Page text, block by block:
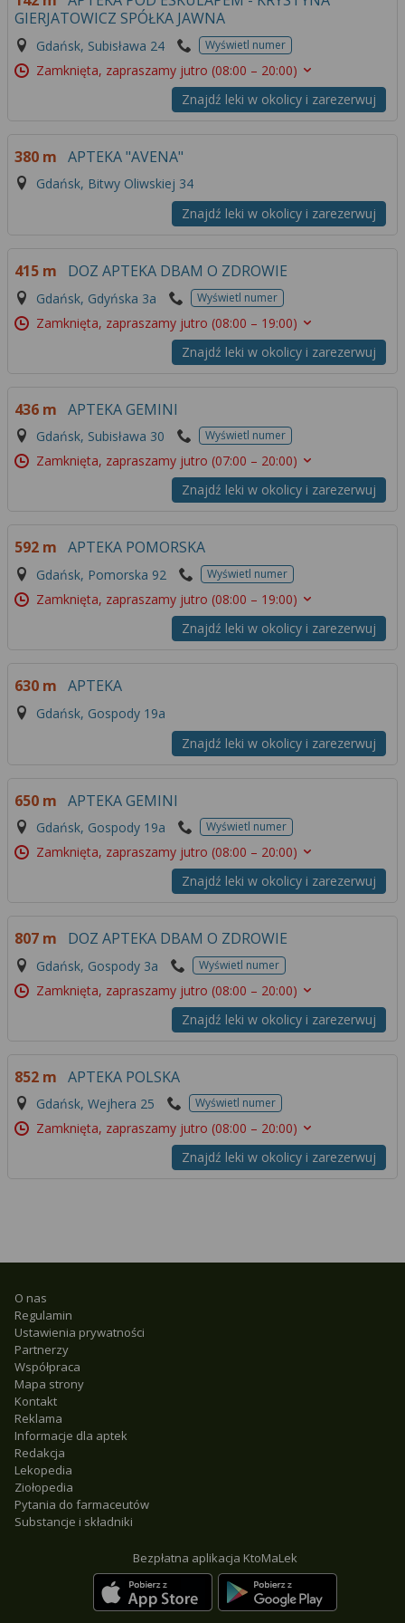
GIERJATOWICZ SPÓŁKA JAWNA
Gdańsk, Subisława 24 Wyświetl numer
Zamknięta, zapraszamy jutro (08:00 – 20:00)
Znajdź leki w okolicy i zarezerwuj
380 m APTEKA "AVENA"
Gdańsk, Bitwy Oliwskiej 34
Znajdź leki w okolicy i zarezerwuj
415 m DOZ APTEKA DBAM O ZDROWIE
Gdańsk, Gdyńska 3a Wyświetl numer
Zamknięta, zapraszamy jutro (08:00 – 19:00)
Znajdź leki w okolicy i zarezerwuj
436 m APTEKA GEMINI
Gdańsk, Subisława 30 Wyświetl numer
Zamknięta, zapraszamy jutro (07:00 – 20:00)
Znajdź leki w okolicy i zarezerwuj
592 m APTEKA POMORSKA
Gdańsk, Pomorska 92 Wyświetl numer
Zamknięta, zapraszamy jutro (08:00 – 19:00)
Znajdź leki w okolicy i zarezerwuj
630 m APTEKA
Gdańsk, Gospody 19a
Znajdź leki w okolicy i zarezerwuj
650 m APTEKA GEMINI
Gdańsk, Gospody 19a Wyświetl numer
Zamknięta, zapraszamy jutro (08:00 – 20:00)
Znajdź leki w okolicy i zarezerwuj
807 m DOZ APTEKA DBAM O ZDROWIE
Gdańsk, Gospody 3a Wyświetl numer
Zamknięta, zapraszamy jutro (08:00 – 20:00)
Znajdź leki w okolicy i zarezerwuj
852 m APTEKA POLSKA
Gdańsk, Wejhera 25 Wyświetl numer
Zamknięta, zapraszamy jutro (08:00 – 20:00)
Znajdź leki w okolicy i zarezerwuj
O nas
Regulamin
Ustawienia prywatności
Partnerzy
Współpraca
Mapa strony
Kontakt
Reklama
Informacje dla aptek
Redakcja
Lekopedia
Ziołopedia
Pytania do farmaceutów
Substancje i składniki
Bezpłatna aplikacja KtoMaLek
Więcej informacji na temat wykorzystywania
narzędzi zewnętrznych w naszym serwisie
znajdziesz wRegulaminie Serwisu.